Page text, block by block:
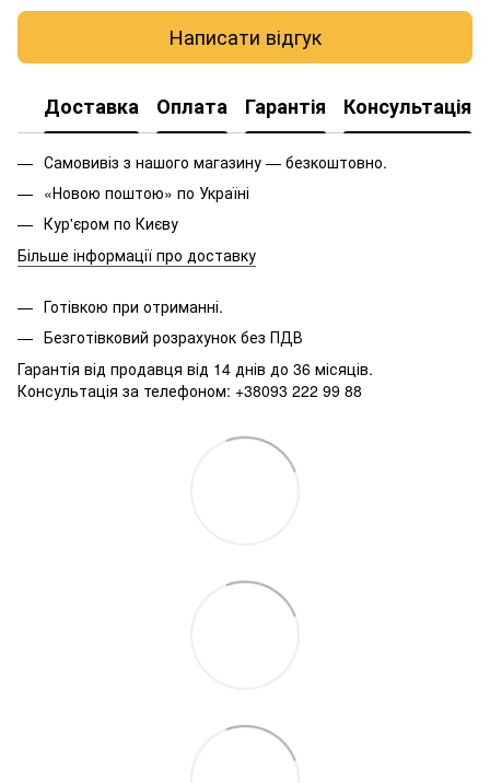
Написати відгук
Доставка Оплата Гарантія Консультація
Самовивіз з нашого магазину — безкоштовно.
«Новою поштою» по Україні
Кур'єром по Києву
Більше інформації про доставку
Готівкою при отриманні.
Безготівковий розрахунок без ПДВ
Гарантія від продавця від 14 днів до 36 місяців.
Консультація за телефоном: +38093 222 99 88